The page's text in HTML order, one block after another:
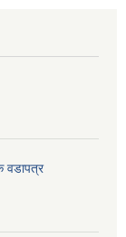
वडापत्र